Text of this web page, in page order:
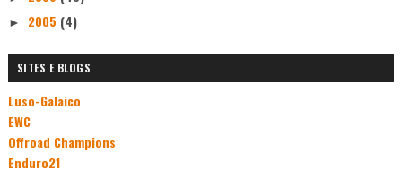
► 2005 (4)
SITES E BLOGS
Luso-Galaico
EWC
Offroad Champions
Enduro21